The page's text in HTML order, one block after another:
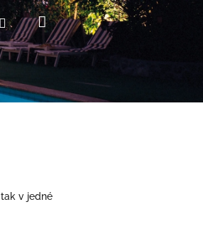
PřihlášeníNákupní
košík
v jedné